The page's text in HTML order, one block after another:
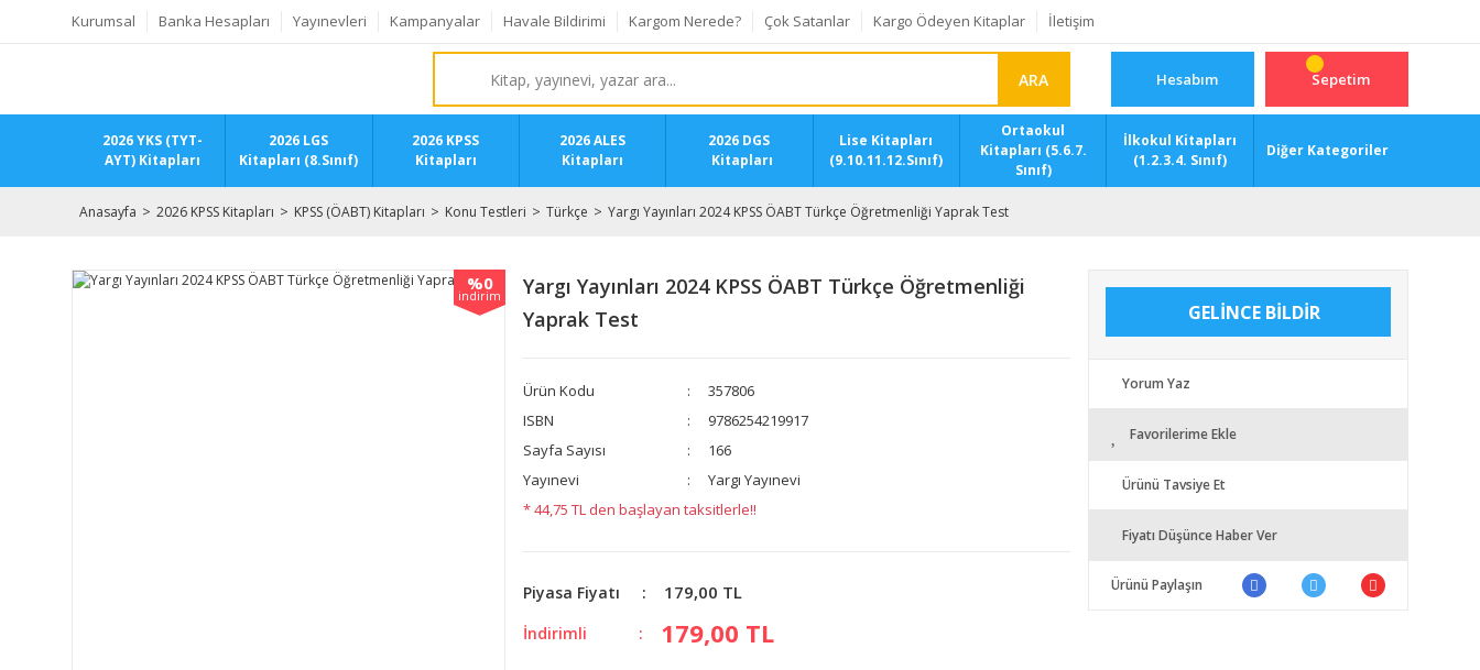
Kurumsal Banka Hesapları Yayınevleri Kampanyalar Havale Bildirimi Kargom Nerede? Çok Satanlar Kargo Ödeyen Kitaplar İletişim
ARA Hesabım Sepetim
2026 YKS (TYT-
AYT) Kitapları
2026 LGS
Kitapları (8.Sınıf)
2026 KPSS
Kitapları
2026 ALES
Kitapları
2026 DGS
Kitapları
Lise Kitapları
(9.10.11.12.Sınıf)
Ortaokul
Kitapları (5.6.7.
Sınıf)
İlkokul Kitapları
(1.2.3.4. Sınıf)
Diğer Kategoriler
Anasayfa 2026 KPSS Kitapları KPSS (ÖABT) Kitapları Konu Testleri Türkçe Yargı Yayınları 2024 KPSS ÖABT Türkçe Öğretmenliği Yaprak Test
%0
indirim
Yargı Yayınları 2024 KPSS ÖABT Türkçe Öğretmenliği
Yaprak Test
Ürün Kodu
357806
ISBN
9786254219917
Sayfa Sayısı
166
Yayınevi
Yargı Yayınevi
* 44,75 TL den başlayan taksitlerle!!
Piyasa Fiyatı 179,00 TL
İndirimli 179,00 TL
GELİNCE BİLDİR
Yorum Yaz
Favorilerime Ekle
Ürünü Tavsiye Et
Fiyatı Düşünce Haber Ver
Ürünü Paylaşın